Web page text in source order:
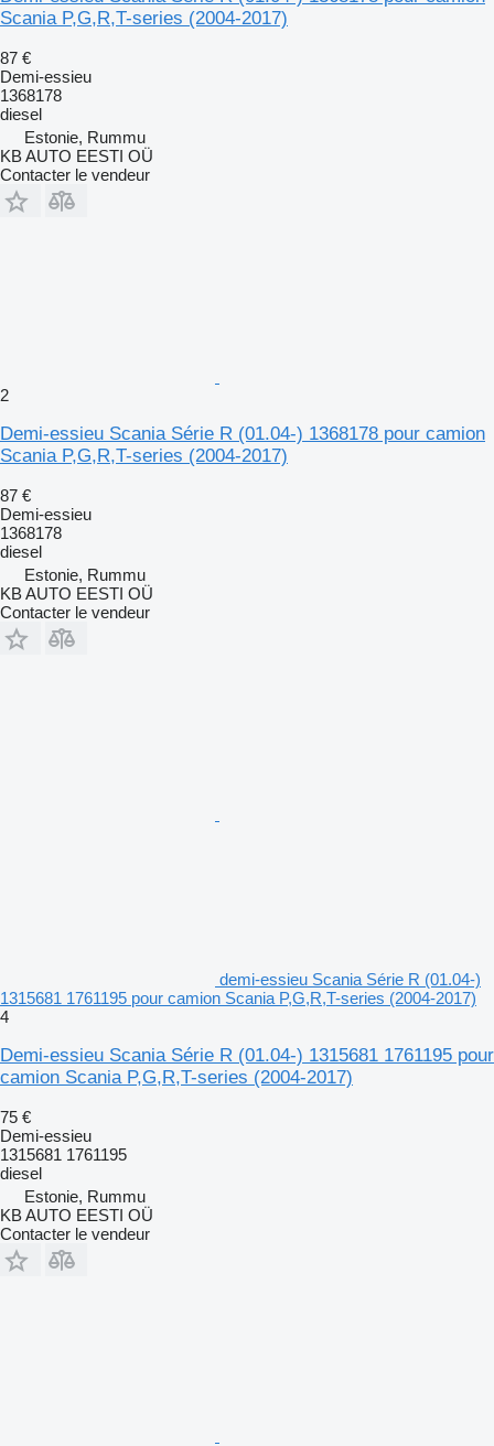
Scania P,G,R,T-series (2004-2017)
87 €
Demi-essieu
1368178
diesel
Estonie, Rummu
KB AUTO EESTI OÜ
Contacter le vendeur
2
Demi-essieu Scania Série R (01.04-) 1368178 pour camion
Scania P,G,R,T-series (2004-2017)
87 €
Demi-essieu
1368178
diesel
Estonie, Rummu
KB AUTO EESTI OÜ
Contacter le vendeur
demi-essieu Scania Série R (01.04-)
1315681 1761195 pour camion Scania P,G,R,T-series (2004-2017)
4
Demi-essieu Scania Série R (01.04-) 1315681 1761195 pour
camion Scania P,G,R,T-series (2004-2017)
75 €
Demi-essieu
1315681 1761195
diesel
Estonie, Rummu
KB AUTO EESTI OÜ
Contacter le vendeur